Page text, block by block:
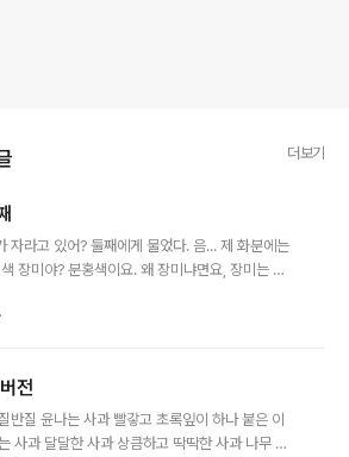
더보기
자라고 있어? 둘째에게 물었다. 음... 제 화분에는
장미야? 분홍색이요. 왜 장미냐면요, 장미는 예
고 가시만 남아요. 조금 지나면 꽃이 다시 피고요.
전
반질 윤나는 사과 빨갛고 초록잎이 하나 붙은 이
사과 달달한 사과 상큼하고 딱딱한 사과 나무 꼭